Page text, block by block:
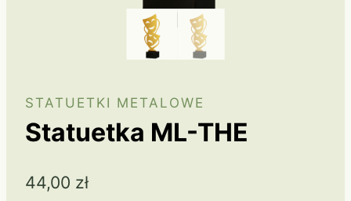
STATUETKI METALOWE
Statuetka ML-THE
44,00 zł